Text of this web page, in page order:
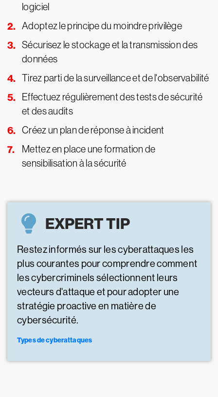
logiciel
Adoptez le principe du moindre privilège
Sécurisez le stockage et la transmission des
données
Tirez parti de la surveillance et de l'observabilité
Effectuez régulièrement des tests de sécurité
et des audits
Créez un plan de réponse à incident
Mettez en place une formation de
sensibilisation à la sécurité
EXPERT TIP
Restez informés sur les cyberattaques les
plus courantes pour comprendre comment
les cybercriminels sélectionnent leurs
vecteurs d'attaque et pour adopter une
stratégie proactive en matière de
cybersécurité.
Types de cyberattaques